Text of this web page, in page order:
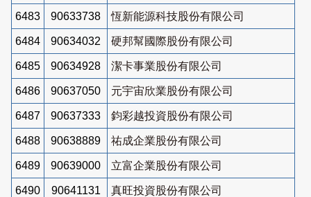
6483 90633738 恆新能源科技股份有限公司
6484 90634032 硬邦幫國際股份有限公司
6485 90634928 潔卡事業股份有限公司
6486 90637050 元宇宙欣業股份有限公司
6487 90637333 鈞彩越投資股份有限公司
6488 90638889 祐成企業股份有限公司
6489 90639000 立富企業股份有限公司
6490 90641131 真旺投資股份有限公司